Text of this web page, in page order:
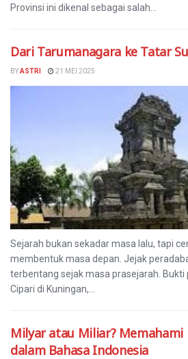
Provinsi ini dikenal sebagai salah...
Dari Tarumanagara ke Tatar
BYASTRI 21 MEI 2025
Sejarah bukan sekadar masa lalu, tapi
membentuk masa depan. Jejak
terbentang sejak masa prasejarah.
Cipari di Kuningan,...
Milyar atau Miliar? Memahami
dalam Bahasa Indonesia